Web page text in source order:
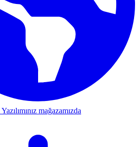
Yazılımınız mağazamızda